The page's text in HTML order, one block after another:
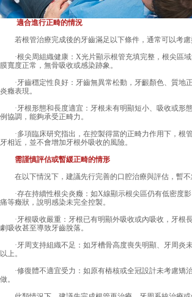
適合進行正畸的情況
若根管治療完成後的牙齒滿足以下條件，通常可以考慮
·根尖周組織健康：X光片顯示根管充填完整，根尖區域
膜寬度正常，無骨吸收或感染跡象。
·牙齒穩定性良好：牙齒無異常松動，牙齦顏色、質地
炎癥表現。
·牙根形態和長度適宜：牙根未有明顯短小、吸收或形
例協調，能夠承受正畸力。
·多項臨床研究指出，在控製得當的正畸力作用下，根
牙相近，並不會增加牙根外吸收的風險。
需謹慎評估或暫緩正畸的情形
在以下情況下，建議先行完善的口腔治療與評估，暫不
·存在持續性根尖炎癥：如X線顯示根尖區仍有低密度影
痛等癥狀，說明感染未完全控製。
·牙根吸收嚴重：牙根已有明顯外吸收或內吸收，牙根
劇吸收甚至導致牙齒脫落。
·牙周支持組織不足：如牙槽骨高度喪失明顯、牙周炎
以上。
·修復體不適宜受力：如原有樁核或全冠設計未考慮矯
做。